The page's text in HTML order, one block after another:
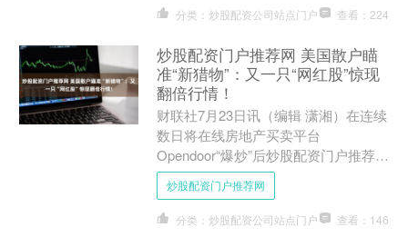
分类：炒股配资公司站点门户 查看：224
炒股配资门户推荐网 美国散户瞄
准“新猎物”：又一只“网红股”惊现
翻倍行情！
财联社7月23日讯（编辑 潇湘）在连续
数日将在线房地产买卖平台
Opendoor“爆炒”后炒股配资门户推荐
网，本周二在社交媒体平台集结的美国
散户又瞄准了他们的“新....
炒股配资门户推荐网
分类：炒股配资公司站点门户 查看：146